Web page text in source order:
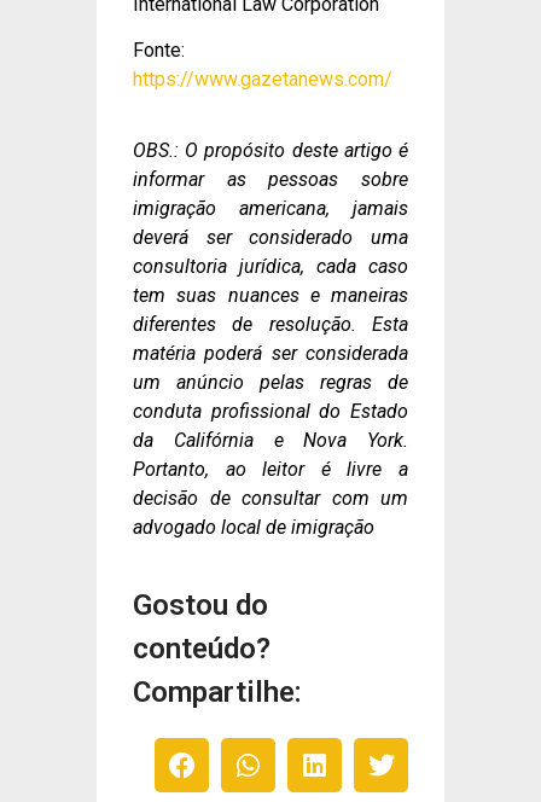
Fonte:
https://www.gazetanews.com/
OBS.: O propósito deste artigo é
informar as pessoas sobre
imigração americana, jamais
deverá ser considerado uma
consultoria jurídica, cada caso
tem suas nuances e maneiras
diferentes de resolução. Esta
matéria poderá ser considerada
um anúncio pelas regras de
conduta profissional do Estado
da Califórnia e Nova York.
Portanto, ao leitor é livre a
decisão de consultar com um
advogado local de imigração
Gostou do
conteúdo?
Compartilhe: